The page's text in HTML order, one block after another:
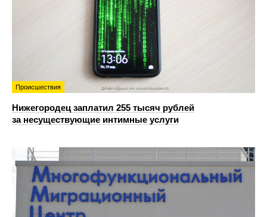
Происшествия
Нижегородец заплатил 255 тысяч рублей
за несуществующие интимные услуги